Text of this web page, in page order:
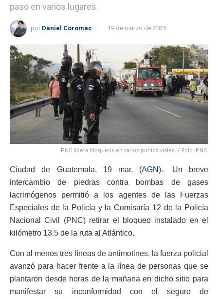
paso en varios lugares.
por Daniel Coromac 19 de marzo de 2025
PNC libera bloqueos en varios puntos viales. / Foto: PNC.
Ciudad de Guatemala, 19 mar. (AGN).- Un breve
intercambio de piedras contra bombas de gases
lacrimógenos permitió a los agentes de las Fuerzas
Especiales de la Policía y la Comisaría 12 de la Policía
Nacional Civil (PNC) retirar el bloqueo instalado en el
kilómetro 13.5 de la ruta al Atlántico.
Con al menos tres líneas de antimotines, la fuerza policial
avanzó para hacer frente a la línea de personas que se
plantaron desde horas de la mañana en dicho sitio para
manifestar su inconformidad con el seguro de